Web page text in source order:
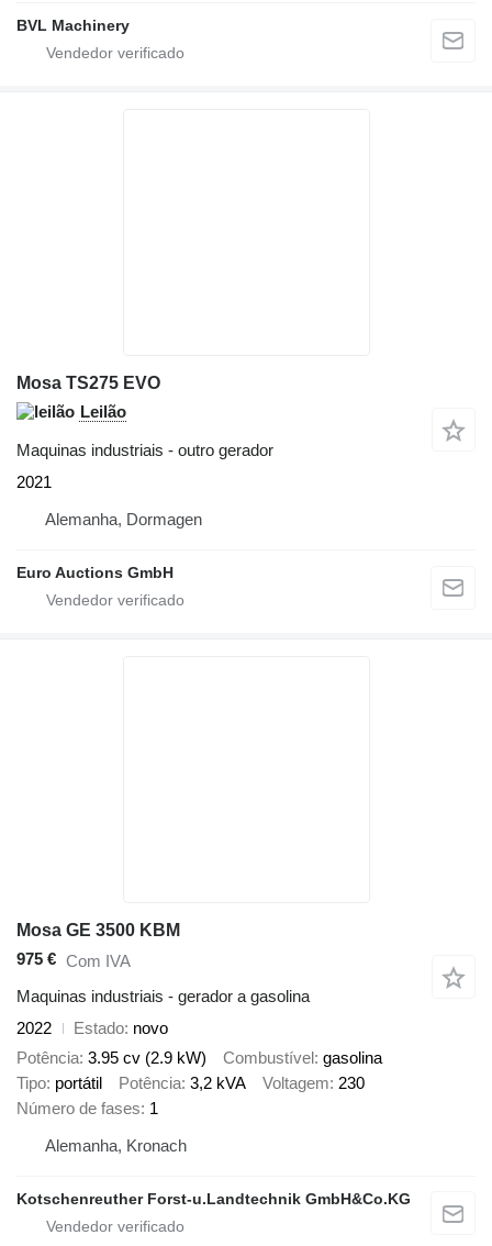
BVL Machinery
Mosa TS275 EVO
Leilão
Maquinas industriais - outro gerador
2021
Alemanha, Dormagen
Euro Auctions GmbH
Mosa GE 3500 KBM
975 € Com IVA
Maquinas industriais - gerador a gasolina
2022
Estado novo
Potência 3.95 cv (2.9 kW) Combustível gasolina
Tipo portátil Potência 3,2 kVA Voltagem 230
Número de fases 1
Alemanha, Kronach
Kotschenreuther Forst-u.Landtechnik GmbH&Co.KG